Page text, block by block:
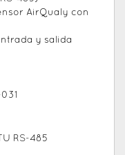
AirQualy con
y salida
RS-485